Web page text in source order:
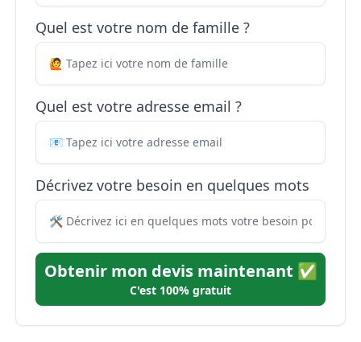
Quel est votre nom de famille ?
Quel est votre adresse email ?
Décrivez votre besoin en quelques mots
Obtenir mon devis maintenant ✅
C'est 100% gratuit